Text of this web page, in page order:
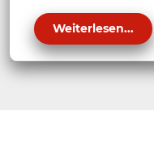
Weiterlesen...